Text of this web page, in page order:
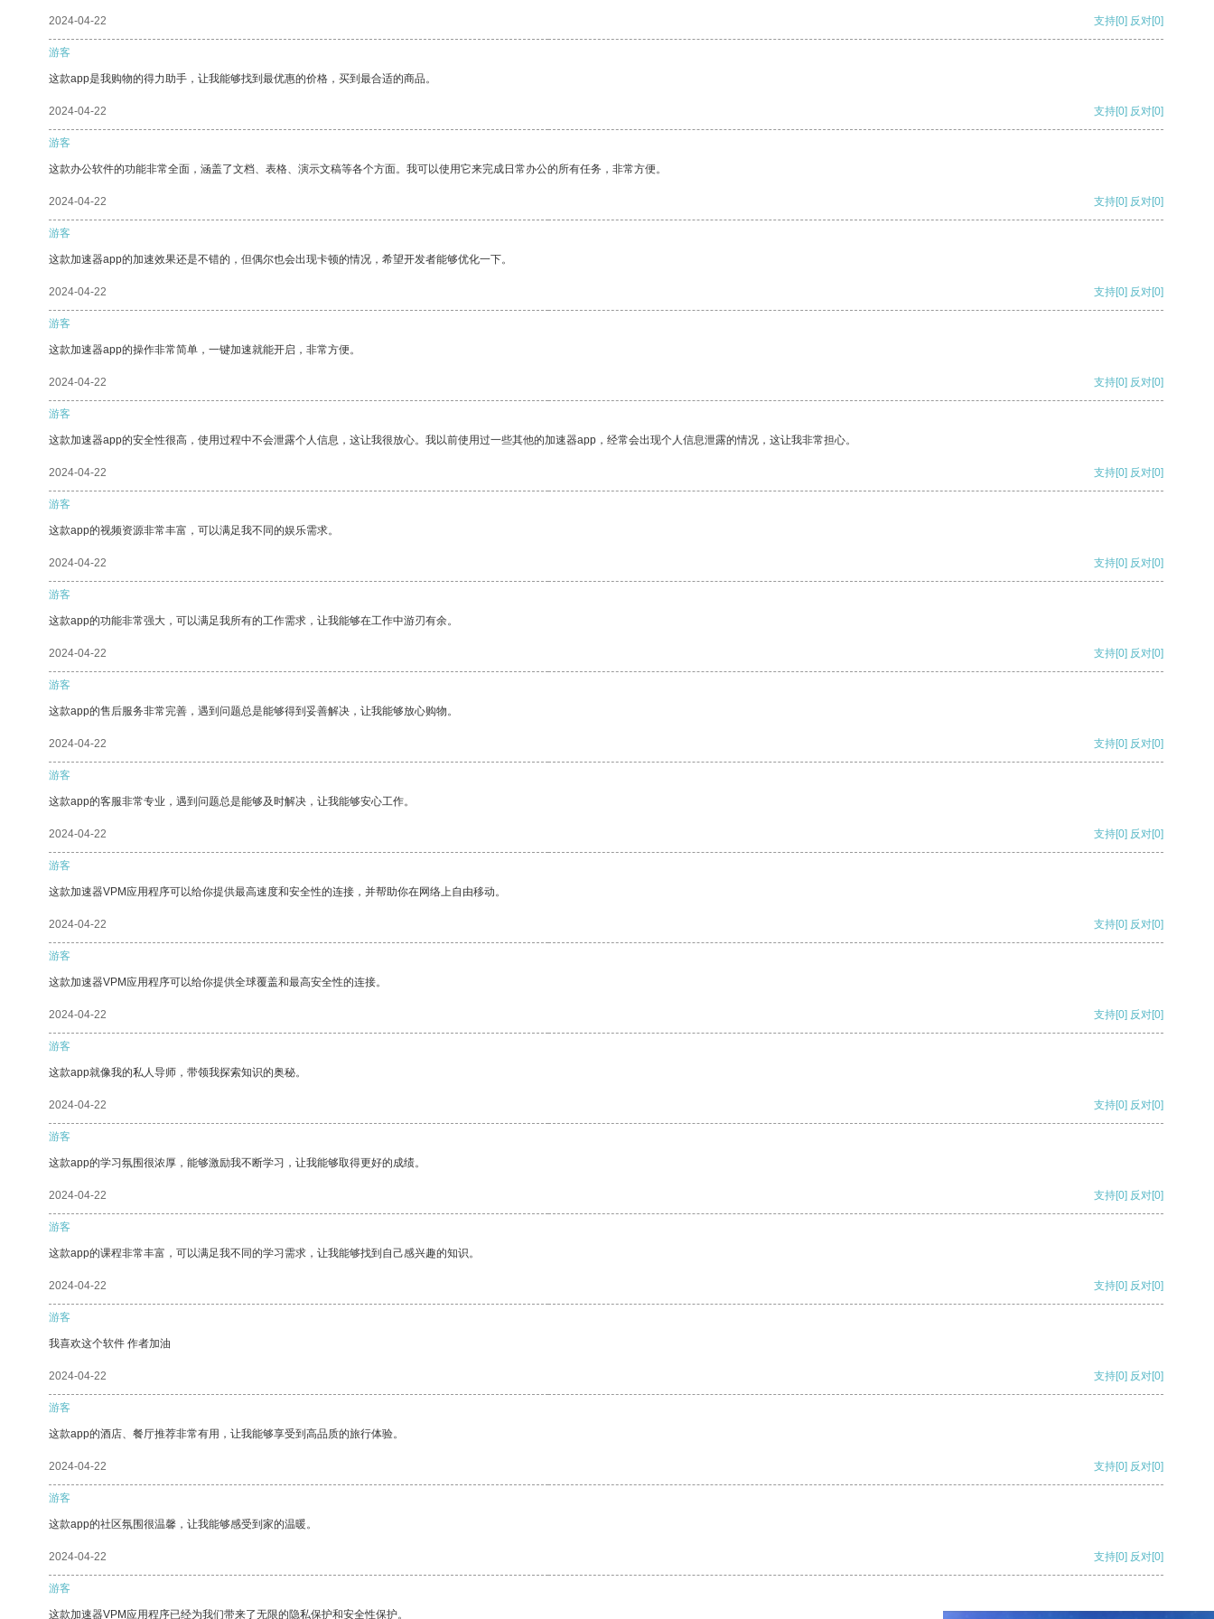
2024-04-22 支持[0] 反对[0]
游客
这款app是我购物的得力助手，让我能够找到最优惠的价格，买到最合适的商品。
2024-04-22 支持[0] 反对[0]
游客
这款办公软件的功能非常全面，涵盖了文档、表格、演示文稿等各个方面。我可以使用它来完成日常办公的所有任务，非常方便。
2024-04-22 支持[0] 反对[0]
游客
这款加速器app的加速效果还是不错的，但偶尔也会出现卡顿的情况，希望开发者能够优化一下。
2024-04-22 支持[0] 反对[0]
游客
这款加速器app的操作非常简单，一键加速就能开启，非常方便。
2024-04-22 支持[0] 反对[0]
游客
这款加速器app的安全性很高，使用过程中不会泄露个人信息，这让我很放心。我以前使用过一些其他的加速器app，经常会出现个人信息泄露的情况，这让我非常担心。
2024-04-22 支持[0] 反对[0]
游客
这款app的视频资源非常丰富，可以满足我不同的娱乐需求。
2024-04-22 支持[0] 反对[0]
游客
这款app的功能非常强大，可以满足我所有的工作需求，让我能够在工作中游刃有余。
2024-04-22 支持[0] 反对[0]
游客
这款app的售后服务非常完善，遇到问题总是能够得到妥善解决，让我能够放心购物。
2024-04-22 支持[0] 反对[0]
游客
这款app的客服非常专业，遇到问题总是能够及时解决，让我能够安心工作。
2024-04-22 支持[0] 反对[0]
游客
这款加速器VPM应用程序可以给你提供最高速度和安全性的连接，并帮助你在网络上自由移动。
2024-04-22 支持[0] 反对[0]
游客
这款加速器VPM应用程序可以给你提供全球覆盖和最高安全性的连接。
2024-04-22 支持[0] 反对[0]
游客
这款app就像我的私人导师，带领我探索知识的奥秘。
2024-04-22 支持[0] 反对[0]
游客
这款app的学习氛围很浓厚，能够激励我不断学习，让我能够取得更好的成绩。
2024-04-22 支持[0] 反对[0]
游客
这款app的课程非常丰富，可以满足我不同的学习需求，让我能够找到自己感兴趣的知识。
2024-04-22 支持[0] 反对[0]
游客
我喜欢这个软件 作者加油
2024-04-22 支持[0] 反对[0]
游客
这款app的酒店、餐厅推荐非常有用，让我能够享受到高品质的旅行体验。
2024-04-22 支持[0] 反对[0]
游客
这款app的社区氛围很温馨，让我能够感受到家的温暖。
2024-04-22 支持[0] 反对[0]
游客
这款加速器VPM应用程序已经为我们带来了无限的隐私保护和安全性保护。